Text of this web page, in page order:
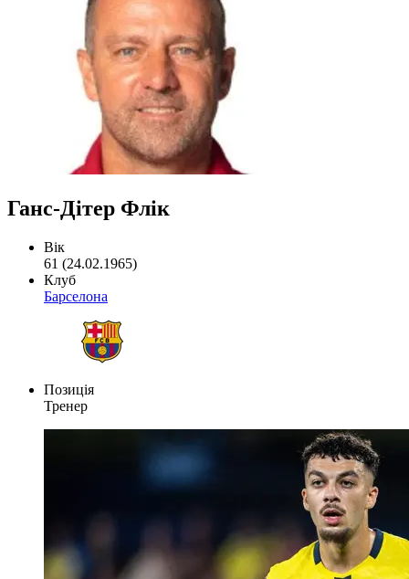
Ганс-Дітер Флік
Вік
61 (24.02.1965)
Клуб
Барселона
Позиція
Тренер